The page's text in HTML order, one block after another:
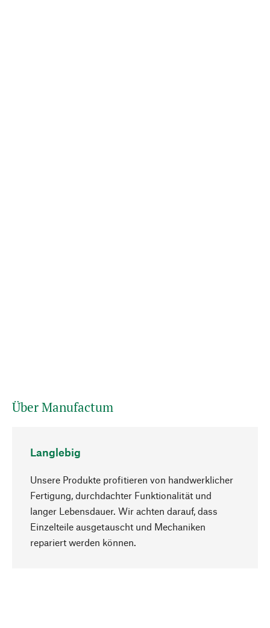
Über Manufactum
Langlebig
Unsere Produkte profitieren von handwerklicher
Fertigung, durchdachter Funktionalität und
langer Lebensdauer. Wir achten darauf, dass
Einzelteile ausgetauscht und Mechaniken
repariert werden können.